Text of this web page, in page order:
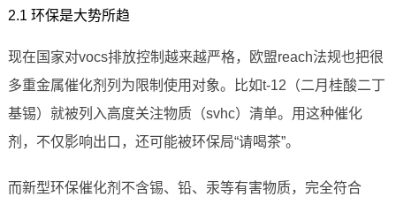
2.1 环保是大势所趋
现在国家对vocs排放控制越来越严格，欧盟reach法规也把很
多重金属催化剂列为限制使用对象。比如t-12（二月桂酸二丁
基锡）就被列入高度关注物质（svhc）清单。用这种催化
剂，不仅影响出口，还可能被环保局“请喝茶”。
而新型环保催化剂不含锡、铅、汞等有害物质，完全符合